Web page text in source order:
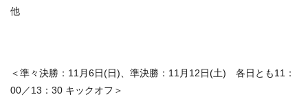
他
＜準々決勝：11月6日(日)、準決勝：11月12日(土) 各日とも11：
00／13：30 キックオフ＞